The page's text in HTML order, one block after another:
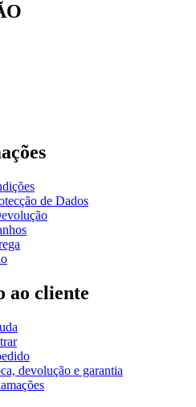
de Dados
ao cliente
devolução e garantia